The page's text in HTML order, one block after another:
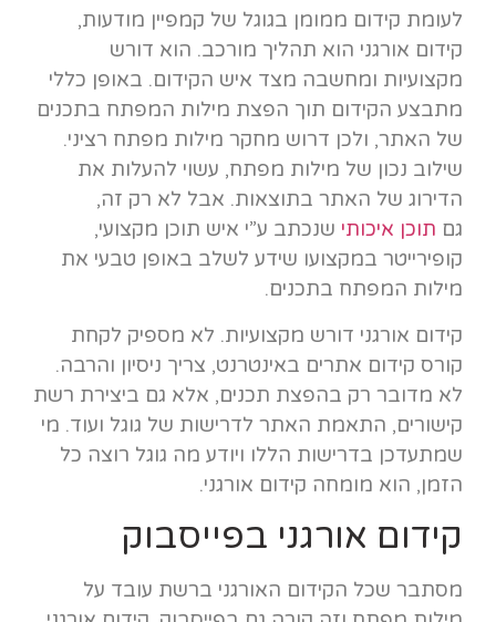
לעומת קידום ממומן בגוגל של קמפיין מודעות,
קידום אורגני הוא תהליך מורכב. הוא דורש
מקצועיות ומחשבה מצד איש הקידום. באופן כללי
מתבצע הקידום תוך הפצת מילות המפתח בתכנים
של האתר, ולכן דרוש מחקר מילות מפתח רציני.
שילוב נכון של מילות מפתח, עשוי להעלות את
הדירוג של האתר בתוצאות. אבל לא רק זה,
גם תוכן איכותי שנכתב ע”י איש תוכן מקצועי,
קופירייטר במקצועו שידע לשלב באופן טבעי את
מילות המפתח בתכנים.
קידום אורגני דורש מקצועיות. לא מספיק לקחת
קורס קידום אתרים באינטרנט, צריך ניסיון והרבה.
לא מדובר רק בהפצת תכנים, אלא גם ביצירת רשת
קישורים, התאמת האתר לדרישות של גוגל ועוד. מי
שמתעדכן בדרישות הללו ויודע מה גוגל רוצה כל
הזמן, הוא מומחה קידום אורגני.
קידום אורגני בפייסבוק
מסתבר שכל הקידום האורגני ברשת עובד על